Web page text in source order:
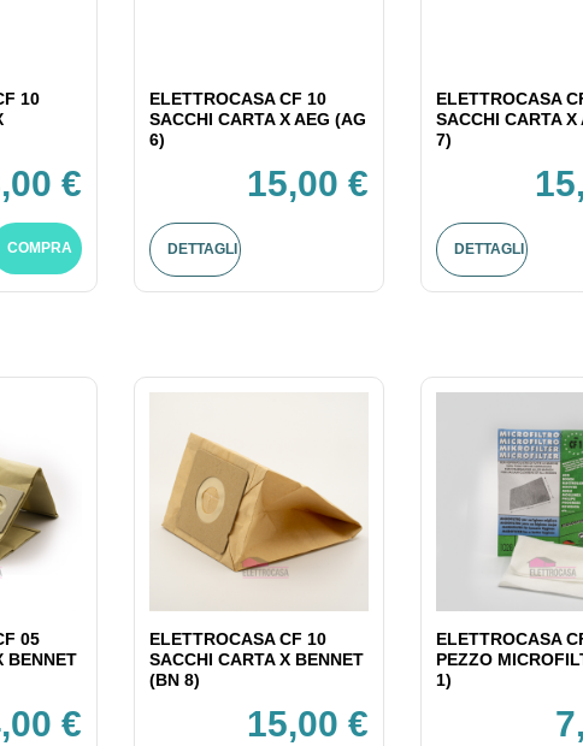
10
€
COMPRA
ELETTROCASA CF 10
SACCHI CARTA X AEG (AG
6)
15,00 €
DETTAGLI
ELETTROCASA
SACCHI CARTA X
7)
DETTAGLI
05
BENNET
€
ELETTROCASA CF 10
SACCHI CARTA X BENNET
(BN 8)
15,00 €
ELETTROCASA
PEZZO
1)